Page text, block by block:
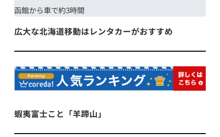
函館から車で約3時間
広大な北海道移動はレンタカーがおすすめ
蝦夷富士こと「羊蹄山」